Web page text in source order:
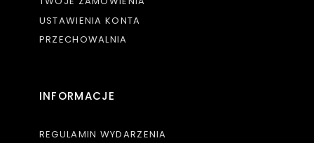
USTAWIENIA KONTA
PRZECHOWALNIA
INFORMACJE
REGULAMIN WYDARZENIA